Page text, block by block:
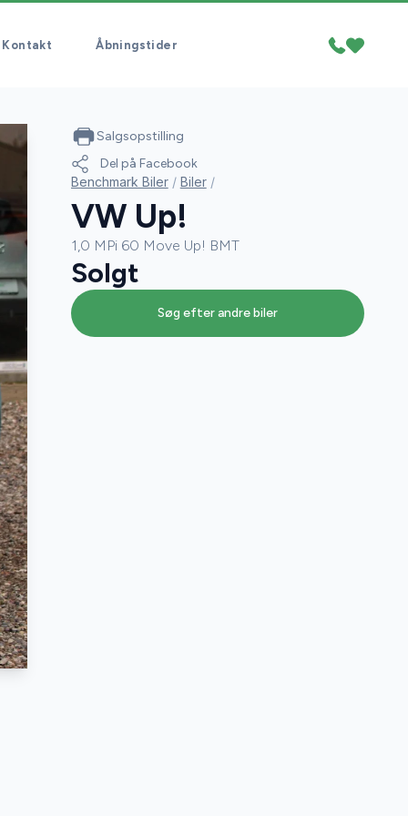
Kontakt Åbningstider
Salgsopstilling
Del på Facebook
Benchmark Biler / Biler /
VW Up!
1,0 MPi 60 Move Up! BMT
Solgt
Søg efter andre biler